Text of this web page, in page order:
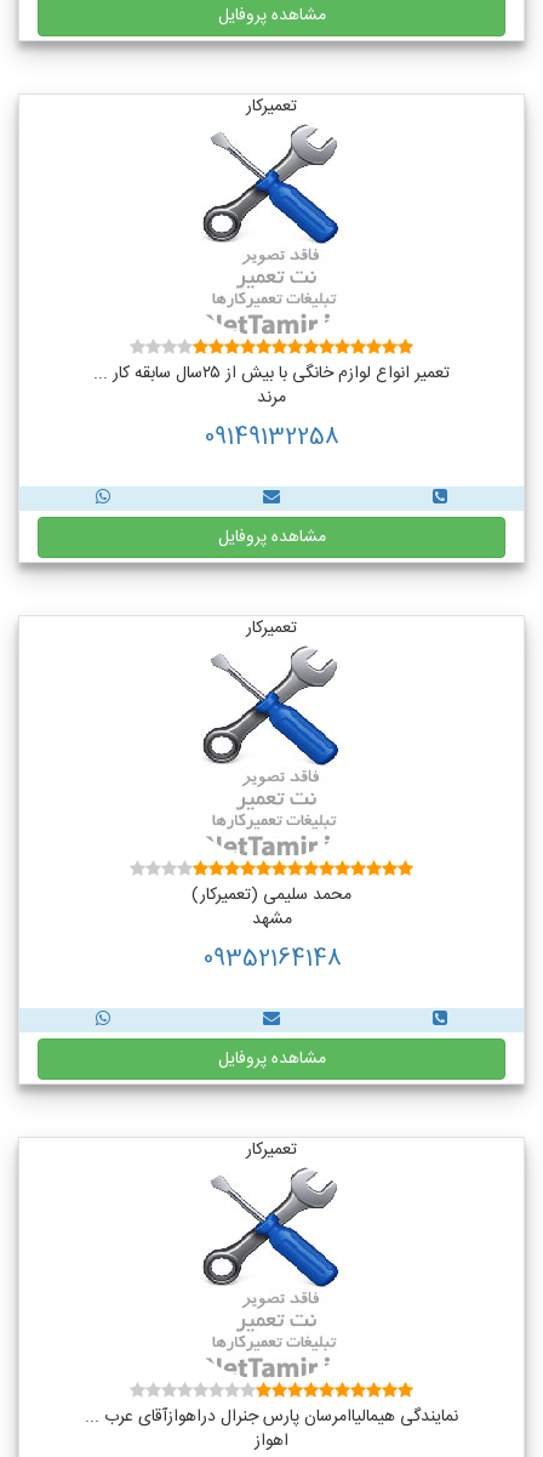
مشاهده پروفایل
تعمیرکار
تعمیر انواع لوازم خانگی با بیش از ۲۵سال سابقه کار ...
مرند
09149132258
مشاهده پروفایل
تعمیرکار
محمد سلیمی (تعمیرکار)
مشهد
09352164148
مشاهده پروفایل
تعمیرکار
نمایندگی هیمالیاامرسان پارس جنرال دراهوازآقای عرب ...
اهواز